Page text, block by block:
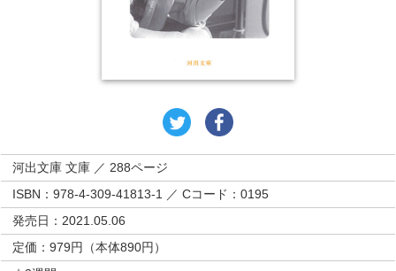
河出文庫 文庫 ／ 288ページ
ISBN：978-4-309-41813-1 ／ Cコード：0195
発売日：2021.05.06
定価：979円（本体890円）